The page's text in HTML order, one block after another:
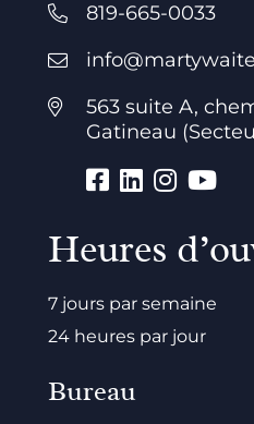
819-665-0033
563 suite A,
Gatineau
Heures
7 jours par semaine
24 heures par jour
Bureau